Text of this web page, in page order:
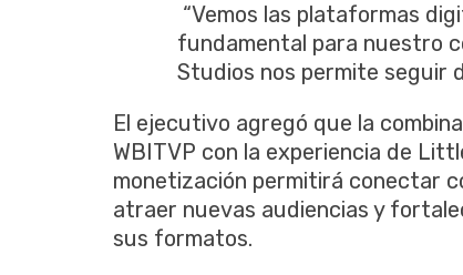
“Vemos las plataformas
fundamental para nuestro
Studios nos permite seguir
El ejecutivo agregó que la
WBITVP con la experiencia de
monetización permitirá conectar
atraer nuevas audiencias y
sus formatos.